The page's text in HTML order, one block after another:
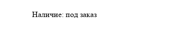
Наличие: под заказ